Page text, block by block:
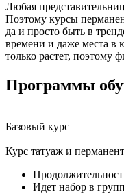
Любая
Поэтому курсы
да и просто быть в
времени и даже места в
только растет, поэтому
Программы
Базовый курс
Курс татуаж и
Идет набор в